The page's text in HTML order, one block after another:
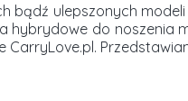
ulepszonych modeli
hybrydowe do noszenia